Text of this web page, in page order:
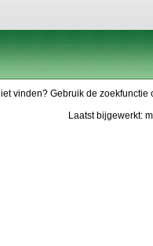
vinden? Gebruik de
Laatst bijgewerkt: